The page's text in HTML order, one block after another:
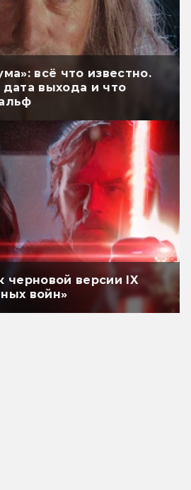
всё что известно.
выхода и что
черновой версии IX
войн»